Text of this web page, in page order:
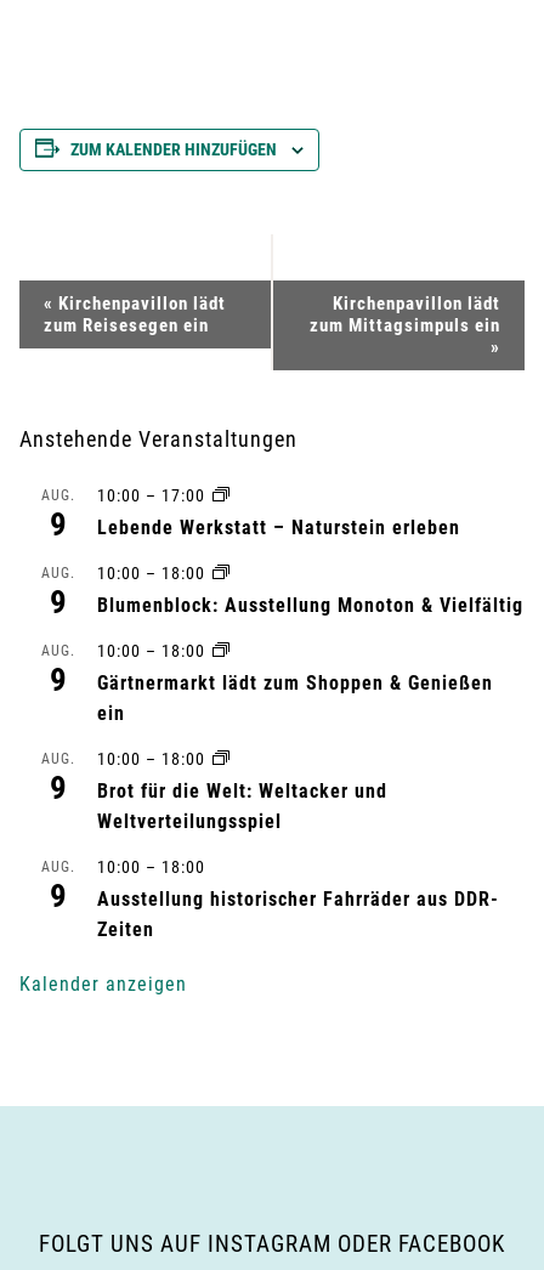
ZUM KALENDER HINZUFÜGEN
e
a
-
« Kirchenpavillon lädt
zum Reisesegen ein
Kirchenpavillon lädt
zum Mittagsimpuls ein
»
Anstehende Veranstaltungen
AUG.
9
10:00 – 17:00
Lebende Werkstatt – Naturstein erleben
AUG.
9
10:00 – 18:00
Blumenblock: Ausstellung Monoton & Vielfältig
AUG.
9
10:00 – 18:00
Gärtnermarkt lädt zum Shoppen & Genießen
ein
AUG.
9
10:00 – 18:00
Brot für die Welt: Weltacker und
Weltverteilungsspiel
AUG.
9
10:00 – 18:00
Ausstellung historischer Fahrräder aus DDR-
Zeiten
Kalender anzeigen
FOLGT UNS AUF INSTAGRAM ODER FACEBOOK